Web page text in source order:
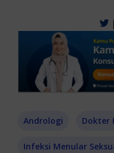
|
Andrologi Dokter
Infeksi Menular